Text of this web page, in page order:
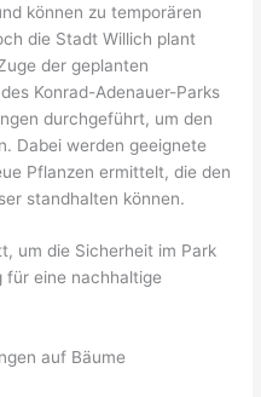
können zu temporären
die Stadt Willich plant
der geplanten
Konrad-Adenauer-Parks
durchgeführt, um den
Dabei werden geeignete
Pflanzen ermittelt, die den
standhalten können.
um die Sicherheit im Park
für eine nachhaltige
auf Bäume